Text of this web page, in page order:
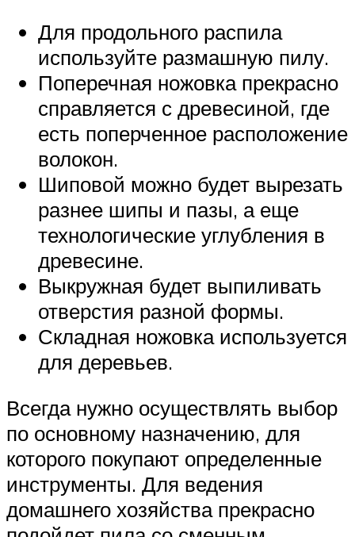
Для продольного распила
используйте размашную пилу.
Поперечная ножовка прекрасно
справляется с древесиной, где
есть поперченное расположение
волокон.
Шиповой можно будет вырезать
разнее шипы и пазы, а еще
технологические углубления в
древесине.
Выкружная будет выпиливать
отверстия разной формы.
Складная ножовка используется
для деревьев.
Всегда нужно осуществлять выбор
по основному назначению, для
которого покупают определенные
инструменты. Для ведения
домашнего хозяйства прекрасно